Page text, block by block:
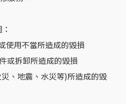
使用不當所造成的毀損
或拆卸所造成的毀損
、地震、水災等)所造成的毀